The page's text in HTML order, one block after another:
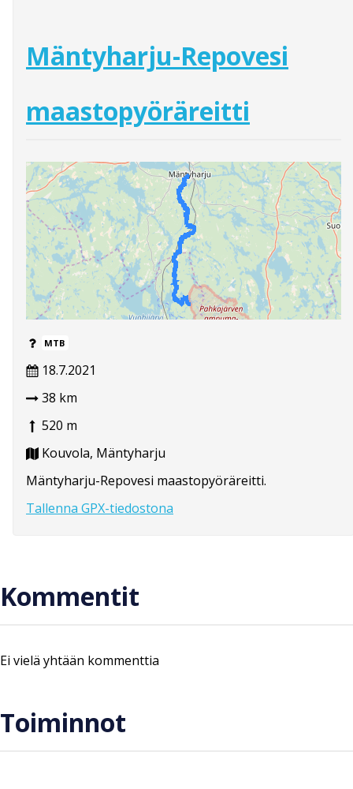
Mäntyharju-Repovesi
maastopyöräreitti
MTB
18.7.2021
38 km
520 m
Kouvola, Mäntyharju
Mäntyharju-Repovesi maastopyöräreitti.
Tallenna GPX-tiedostona
Kommentit
Ei vielä yhtään kommenttia
Toiminnot